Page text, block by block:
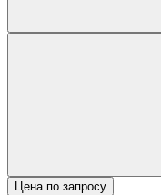
Цена по запросу